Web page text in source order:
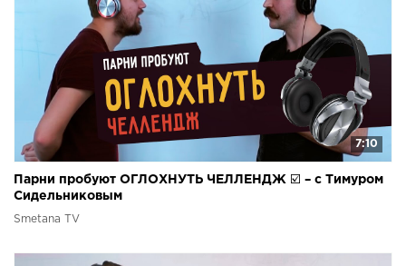
7:10
Парни пробуют ОГЛОХНУТЬ ЧЕЛЛЕНДЖ ☑️ – с Тимуром
Сидельниковым
Smetana TV